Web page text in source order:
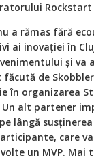
a rămas fără
ai inovației în
şi va
de
în organizarea
Un alt partener
lângă
care
un MVP.